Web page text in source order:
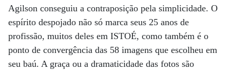
Agilson conseguiu a contraposição pela simplicidade. O
espírito despojado não só marca seus 25 anos de
profissão, muitos deles em ISTOÉ, como também é o
ponto de convergência das 58 imagens que escolheu em
seu baú. A graça ou a dramaticidade das fotos são